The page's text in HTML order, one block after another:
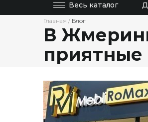
Весь каталог
Главная / Блог
В
приятные